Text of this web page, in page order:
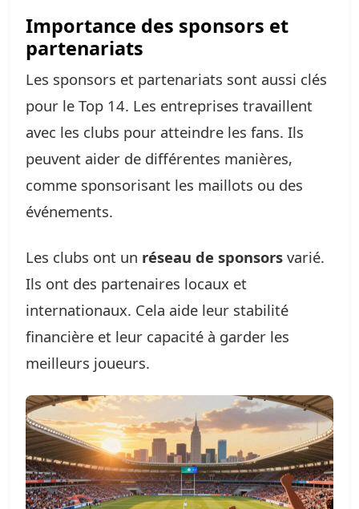
Importance des sponsors et
partenariats
Les sponsors et partenariats sont aussi clés
pour le Top 14. Les entreprises travaillent
avec les clubs pour atteindre les fans. Ils
peuvent aider de différentes manières,
comme sponsorisant les maillots ou des
événements.
Les clubs ont un réseau de sponsors varié.
Ils ont des partenaires locaux et
internationaux. Cela aide leur stabilité
financière et leur capacité à garder les
meilleurs joueurs.